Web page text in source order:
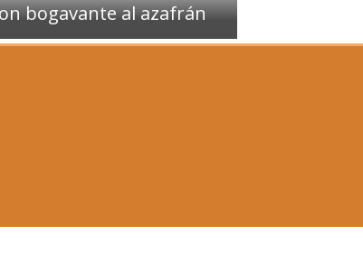
bogavante al azafrán